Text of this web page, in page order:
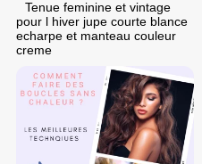
Tenue feminine et vintage
pour l hiver jupe courte blance
echarpe et manteau couleur
creme